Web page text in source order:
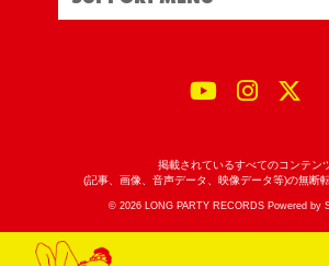
掲載されているすべてのコンテン
(記事、画像、音声データ、映像データ等)の無断
© 2026 LONG PARTY RECORDS Powered by